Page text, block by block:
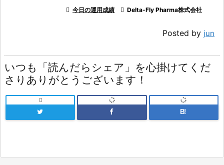
 今日の運用成績  Delta-Fly Pharma株式会社
Posted by jun
いつも「読んだらシェア」を心掛けてくだ
さりありがとうございます！

B!